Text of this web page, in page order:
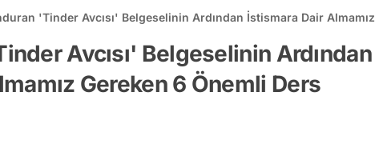
'Tinder Avcısı' Belgeselinin Ardından İstismara Dair Almamız
Avcısı' Belgeselinin Ardından
Gereken 6 Önemli Ders